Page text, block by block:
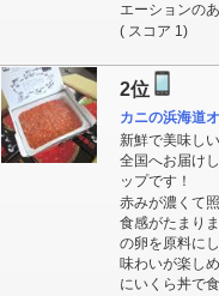
エーションの
( スコア 1)
2位
カニの浜海道
新鮮で美味し
全国へお届け
ップです！
赤みが濃くて
食感がたまり
の卵を原料に
味わいが楽し
にいくら丼で